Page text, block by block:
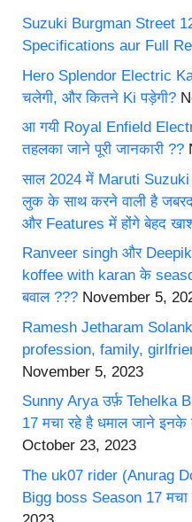
Suzuki Burgman Street
Specifications aur Full
Hero Splendor Electric
चलेगी, और कितने Ki पड़ेगी?
आ गयी Royal Enfield
तहलका जाने पूरी जानकारी ??
साल 2024 में Maruti
लुक के साथ करने वाली है
और Features में होंगे बेहद
Ranveer singh और
koffee with karan के
बवाल ??? November 5,
Ramesh Jetharam
profession, family,
November 5, 2023
Sunny Arya उर्फ़ Tehelka
17 मचा रहे है धमाल जाने इनके
October 23, 2023
The uk07 rider (Anurag
Bigg boss Season 17 मचा